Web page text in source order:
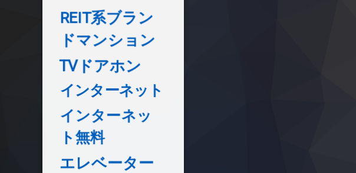
REIT系ブラン
ドマンション
TVドアホン
インターネット
インターネッ
ト無料
エレベーター